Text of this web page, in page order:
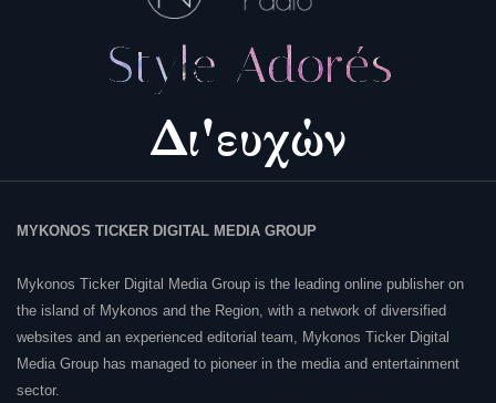
MYKONOS TICKER DIGITAL MEDIA GROUP
Mykonos Ticker Digital Media Group is the leading online publisher on
the island of Mykonos and the Region, with a network of diversified
websites and an experienced editorial team, Mykonos Ticker Digital
Media Group has managed to pioneer in the media and entertainment
sector.